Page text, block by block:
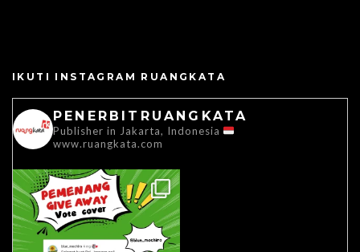
IKUTI INSTAGRAM RUANGKATA
PENERBITRUANGKATA
Publisher in Jakarta, Indonesia
www.ruangkata.com